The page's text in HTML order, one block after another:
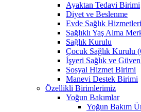
Ayaktan Tedavi Birimi
Diyet ve Beslenme
Evde Sağlık Hizmetleri
Sağlıklı Yaş Alma
Sağlık Kurulu
Çocuk Sağlık Kurulu
İşyeri Sağlık ve
Sosyal Hizmet Birimi
Manevi Destek Birimi
Özellikli Birimlerimiz
Yoğun Bakımlar
Yoğun Bakım